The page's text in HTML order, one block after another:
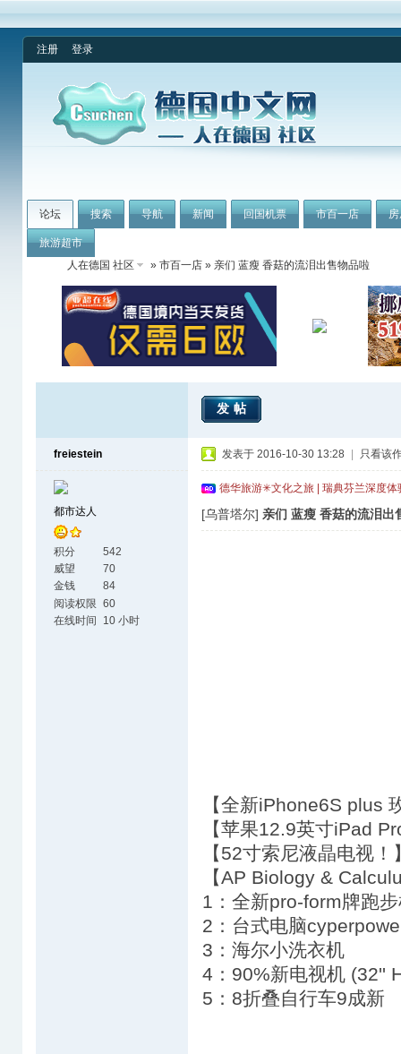
注册 登录
论坛 搜索 导航 新闻 回国机票 市百一店
旅游超市
人在德国 社区
» 市百一店 » 亲们 蓝瘦 香菇的流泪出售物品啦
发帖
freiestein
都市达人
积分
542
威望
70
金钱
84
阅读权限 60
在线时间
10 小时
发表于 2016-10-30 13:28 只看该
德华旅游✳文化之旅 | 瑞典芬兰深度
[乌普塔尔] 亲们 蓝瘦 香菇的流泪出
【全新iPhone6S plus
【苹果12.9英寸iPad
【52寸索尼液晶电视！
【AP Biology &
1：全新pro-form牌跑
2：台式电脑
3：海尔小洗衣机
4：90%新电视机 (32''
5：8折叠自行车9成新